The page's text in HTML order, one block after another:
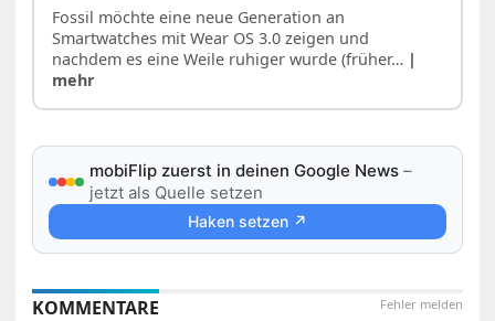
Fossil möchte eine neue Generation an
Smartwatches mit Wear OS 3.0 zeigen und
nachdem es eine Weile ruhiger wurde (früher… |
mehr
mobiFlip zuerst in deinen Google News –
jetzt als Quelle setzen
Haken setzen ↗
Fehler melden
KOMMENTARE